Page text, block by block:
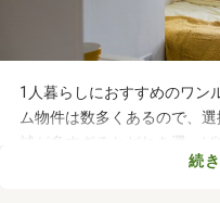
1人暮らしにおすすめのワン
ム物件は数多くあるので、
補が多すぎるとどれを選べ
を選ぶときは、間取り・設
続